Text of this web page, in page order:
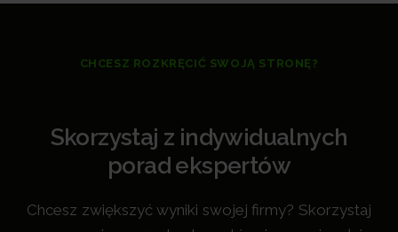
CHCESZ ROZKRĘCIĆ SWOJĄ STRONĘ?
Skorzystaj z indywidualnych
porad ekspertów
Chcesz zwiększyć wyniki swojej firmy? Skorzystaj